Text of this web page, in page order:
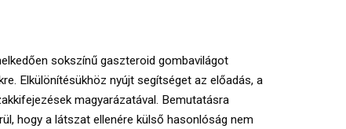
sokszínű gaszteroid gombavilágot
Elkülönítésükhöz nyújt segítséget az előadás, a
magyarázatával. Bemutatásra
hogy a látszat ellenére külső hasonlóság nem